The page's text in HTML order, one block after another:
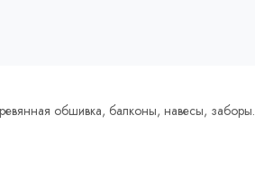
обшивка, балконы, навесы, заборы.